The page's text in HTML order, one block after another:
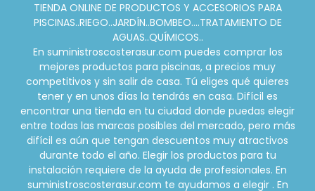
TIENDA ONLINE DE PRODUCTOS Y ACCESORIOS PARA
PISCINAS..RIEGO..JARDÍN..BOMBEO....TRATAMIENTO DE
AGUAS..QUÍMICOS..
En suministroscosterasur.com puedes comprar los
mejores productos para piscinas, a precios muy
competitivos y sin salir de casa. Tú eliges qué quieres
tener y en unos días la tendrás en casa. Difícil es
encontrar una tienda en tu ciudad donde puedas elegir
entre todas las marcas posibles del mercado, pero más
difícil es aún que tengan descuentos muy atractivos
durante todo el año. Elegir los productos para tu
instalación requiere de la ayuda de profesionales. En
suministroscosterasur.com te ayudamos a elegir . En